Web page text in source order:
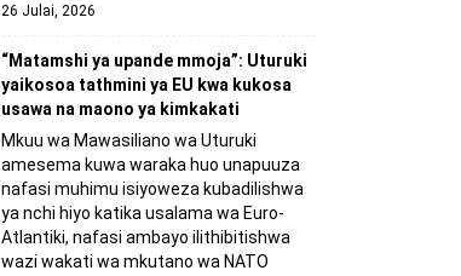
26 Julai, 2026
“Matamshi ya upande mmoja”: Uturuki
yaikosoa tathmini ya EU kwa kukosa
usawa na maono ya kimkakati
Mkuu wa Mawasiliano wa Uturuki
amesema kuwa waraka huo unapuuza
nafasi muhimu isiyoweza kubadilishwa
ya nchi hiyo katika usalama wa Euro-
Atlantiki, nafasi ambayo ilithibitishwa
wazi wakati wa mkutano wa NATO